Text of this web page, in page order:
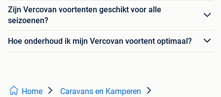
Zijn Vercovan voortenten geschikt voor alle
seizoenen?
Hoe onderhoud ik mijn Vercovan voortent optimaal?
Home Caravans en Kamperen